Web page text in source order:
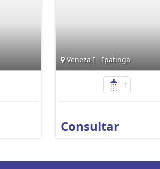
Veneza I - Ipatinga
1
Consultar